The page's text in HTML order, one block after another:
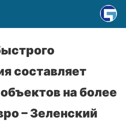
составляет
на более
– Зеленский